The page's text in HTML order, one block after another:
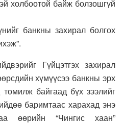
холбоотой байж болзошгүй
банкны захирал болгох
Гүйцэтгэх захирал
хүмүүсээ банкны эрх
байгаад бүх зээлийг
баримтаас харахад энэ
өөрийн “Чингис хаан”